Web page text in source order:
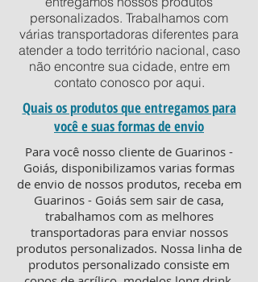
personalizados. Trabalhamos com
várias transportadoras diferentes para
atender a todo território nacional, caso
não encontre sua cidade, entre em
contato conosco por aqui.
Para você nosso cliente de Guarinos -
Goiás, disponibilizamos varias formas
de envio de nossos produtos, receba em
Guarinos - Goiás sem sair de casa,
trabalhamos com as melhores
transportadoras para enviar nossos
produtos personalizados. Nossa linha de
produtos personalizado consiste em
Quais os produtos que entregamos para
você e suas formas de envio